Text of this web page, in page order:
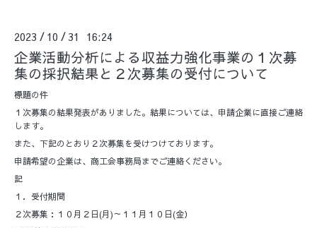
2023 / 10 /31 16:24
企業活動分析による収益力強化事業の１次募
集の採択結果と２次募集の受付について
標題の件
１次募集の結果発表がありました。結果については、申請企業に直接ご連絡
します。
また、下記のとおり２次募集を受けつけております。
申請希望の企業は、商工会事務局までご連絡ください。
記
１．受付期間
２次募集：１０月２日(月)～１１月１０日(金）